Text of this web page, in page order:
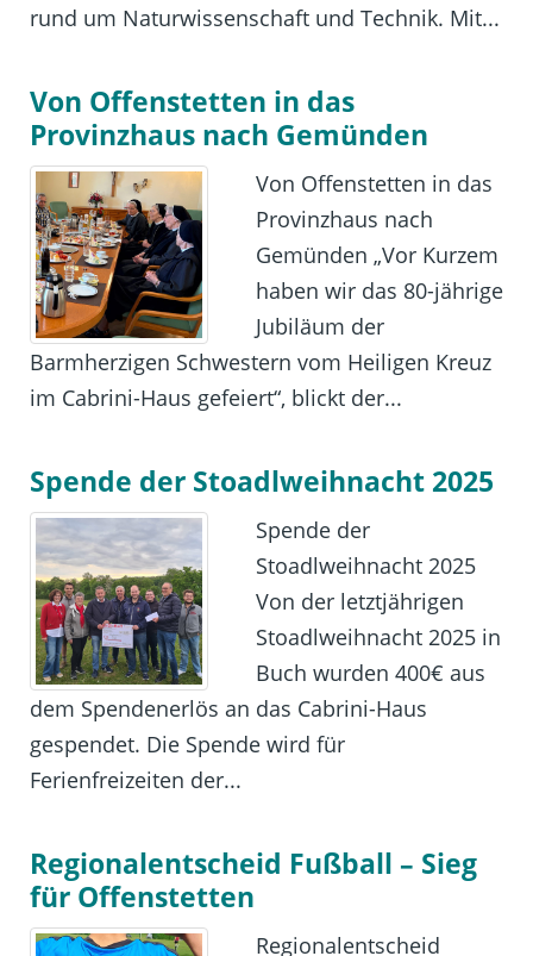
rund um Naturwissenschaft und Technik. Mit...
Von Offenstetten in das
Provinzhaus nach Gemünden
Von Offenstetten in das
Provinzhaus nach
Gemünden „Vor Kurzem
haben wir das 80-jährige
Jubiläum der
Barmherzigen Schwestern vom Heiligen Kreuz
im Cabrini-Haus gefeiert“, blickt der...
Spende der Stoadlweihnacht 2025
Spende der
Stoadlweihnacht 2025
Von der letztjährigen
Stoadlweihnacht 2025 in
Buch wurden 400€ aus
dem Spendenerlös an das Cabrini-Haus
gespendet. Die Spende wird für
Ferienfreizeiten der...
Regionalentscheid Fußball – Sieg
für Offenstetten
Regionalentscheid